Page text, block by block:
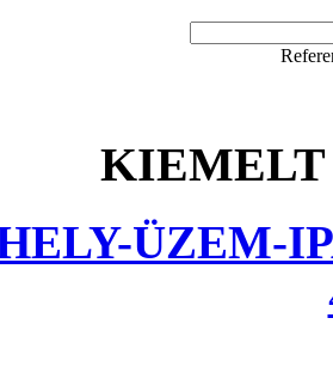
ÜZEM-